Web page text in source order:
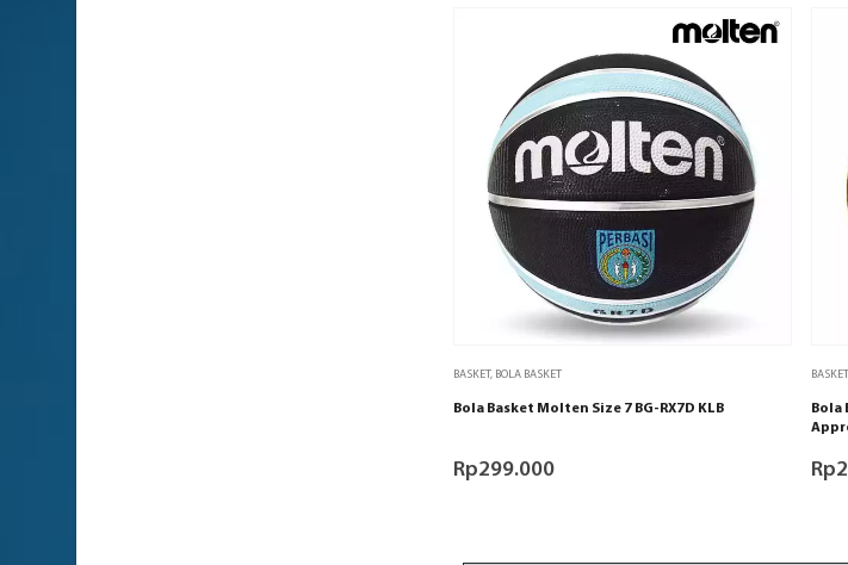
BASKET, BOLA BASKET
Bola Basket Molten Size 7 BG-RX7D KLB
Rp299.000
BASKET
Bola
Rp